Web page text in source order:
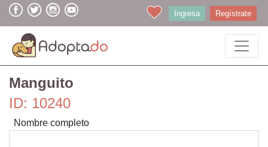
Ingresa Regístrate
Manguito
ID: 10240
Nombre completo